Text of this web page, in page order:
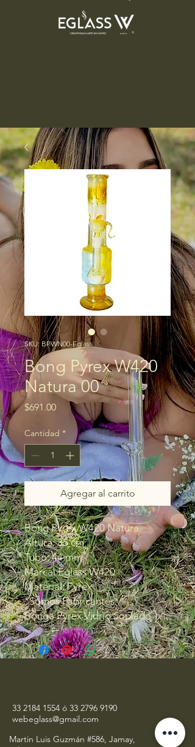
SKU: BPWN00-Eglass
Bong Pyrex W420
Natura 00
$691.00Precio
Cantidad *
Agregar al carrito
Bong Pyrex W420 Natura
Altura: 35 cm
Tubo: 44 mm
Marca: Eglass W420
Material: Pyrex
*Somos Fabricantes*
Bonga Pyrex Vidrio Soplado
33 2184 1554 ó 33 2796 9190
webeglass@gmail.com
Martin Luis Guzmán #586, Jamay,